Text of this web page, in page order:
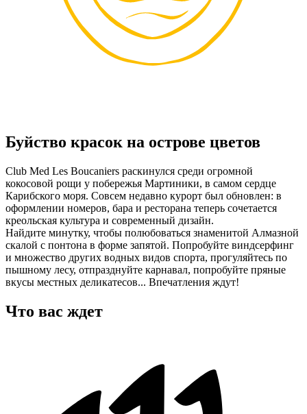
Буйство красок на острове цветов
Club Med Les Boucaniers раскинулся среди огромной
кокосовой рощи у побережья Мартиники, в самом сердце
Карибского моря. Совсем недавно курорт был обновлен: в
оформлении номеров, бара и ресторана теперь сочетается
креольская культура и современный дизайн.
Найдите минутку, чтобы полюбоваться знаменитой Алмазной
скалой с понтона в форме запятой. Попробуйте виндсерфинг
и множество других водных видов спорта, прогуляйтесь по
пышному лесу, отпразднуйте карнавал, попробуйте пряные
вкусы местных деликатесов... Впечатления ждут!
Что вас ждет